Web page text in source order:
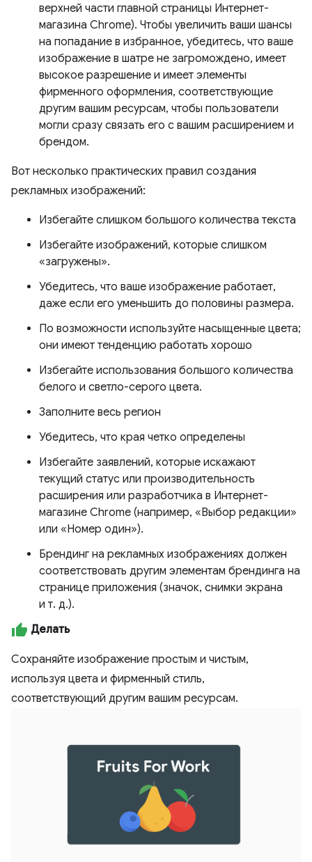
верхней части главной страницы Интернет-
магазина Chrome). Чтобы увеличить ваши шансы
на попадание в избранное, убедитесь, что ваше
изображение в шатре не загромождено, имеет
высокое разрешение и имеет элементы
фирменного оформления, соответствующие
другим вашим ресурсам, чтобы пользователи
могли сразу связать его с вашим расширением и
брендом.
Вот несколько практических правил создания
рекламных изображений:
Избегайте слишком большого количества текста
Избегайте изображений, которые слишком
«загружены».
Убедитесь, что ваше изображение работает,
даже если его уменьшить до половины размера.
По возможности используйте насыщенные цвета;
они имеют тенденцию работать хорошо
Избегайте использования большого количества
белого и светло-серого цвета.
Заполните весь регион
Убедитесь, что края четко определены
Избегайте заявлений, которые искажают
текущий статус или производительность
расширения или разработчика в Интернет-
магазине Chrome (например, «Выбор редакции»
или «Номер один»).
Брендинг на рекламных изображениях должен
соответствовать другим элементам брендинга на
странице приложения (значок, снимки экрана
и т. д.).
Делать
Сохраняйте изображение простым и чистым,
используя цвета и фирменный стиль,
соответствующий другим вашим ресурсам.